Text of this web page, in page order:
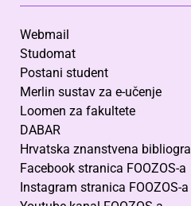
Webmail
Studomat
Postani student
Merlin sustav za e-učenje
Loomen za fakultete
DABAR
Hrvatska znanstvena
Facebook stranica FOOZOS-a
Instagram stranica FOOZOS-a